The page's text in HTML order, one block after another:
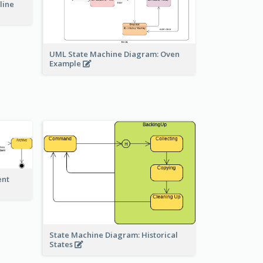
UML State Machine Diagram: Oven
Example
State Machine Diagram: Historical
States